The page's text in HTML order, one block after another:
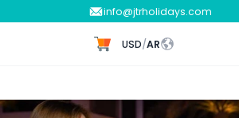
info@jtrholidays.com
AR
/
USD